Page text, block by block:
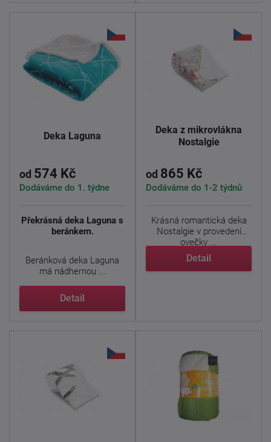
Deka Laguna
od 574 Kč
Dodáváme do 1. týdne
Překrásná deka Laguna s
beránkem.
Beránková deka Laguna
má nádhernou ...
Detail
Deka z mikrovlákna
Nostalgie
od 865 Kč
Dodáváme do 1-2 týdnů
Krásná romantická deka
Nostalgie v provedení
ovečky ...
Detail